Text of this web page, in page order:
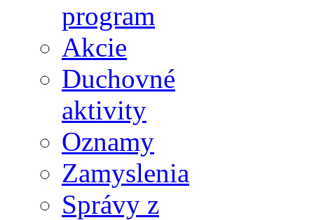
program
Akcie
Duchovné
aktivity
Oznamy
Zamyslenia
Správy z